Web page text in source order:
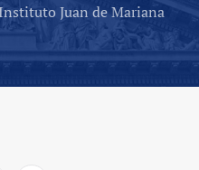
Juan de Mariana